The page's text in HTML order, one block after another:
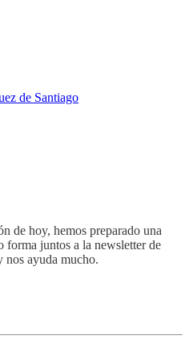
de Santiago
de hoy, hemos preparado una
forma juntos a la newsletter de
nos ayuda mucho.